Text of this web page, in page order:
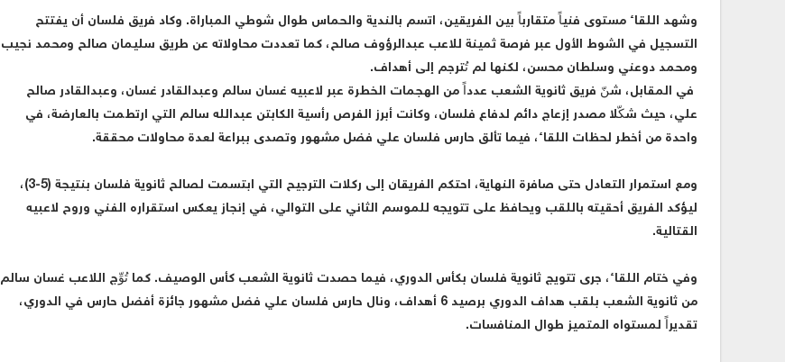
وشهد اللقاء مستوى فنياً متقارباً بين الفريقين، اتسم بالندية والحماس طوال شوطي المباراة. وكاد فريق فلسان أن يفتتح
التسجيل في الشوط الأول عبر فرصة ثمينة للاعب عبدالرؤوف صالح، كما تعددت محاولاته عن طريق سليمان صالح ومحمد نجيب
ومحمد دوعني وسلطان محسن، لكنها لم تُترجم إلى أهداف.
في المقابل، شنّ فريق ثانوية الشعب عدداً من الهجمات الخطرة عبر لاعبيه غسان سالم وعبدالقادر غسان، وعبدالقادر صالح
علي، حيث شكّلا مصدر إزعاج دائم لدفاع فلسان، وكانت أبرز الفرص رأسية الكابتن عبدالله سالم التي ارتطمت بالعارضة، في
واحدة من أخطر لحظات اللقاء، فيما تألق حارس فلسان علي فضل مشهور وتصدى ببراعة لعدة محاولات محققة.
ومع استمرار التعادل حتى صافرة النهاية، احتكم الفريقان إلى ركلات الترجيح التي ابتسمت لصالح ثانوية فلسان بنتيجة (5-3)،
ليؤكد الفريق أحقيته باللقب ويحافظ على تتويجه للموسم الثاني على التوالي، في إنجاز يعكس استقراره الفني وروح لاعبيه
القتالية.
وفي ختام اللقاء، جرى تتويج ثانوية فلسان بكأس الدوري، فيما حصدت ثانوية الشعب كأس الوصيف. كما تُوِّج اللاعب غسان سالم
من ثانوية الشعب بلقب هداف الدوري برصيد 6 أهداف، ونال حارس فلسان علي فضل مشهور جائزة أفضل حارس في الدوري،
تقديراً لمستواه المتميز طوال المنافسات.